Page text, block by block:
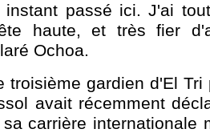
instant passé ici. J'ai
haute, et très fier
Ochoa.
troisième gardien d'El Tri
avait récemment
carrière internationale